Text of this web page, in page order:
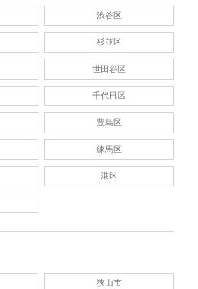
渋谷区
杉並区
世田谷区
千代田区
豊島区
練馬区
港区
狭山市